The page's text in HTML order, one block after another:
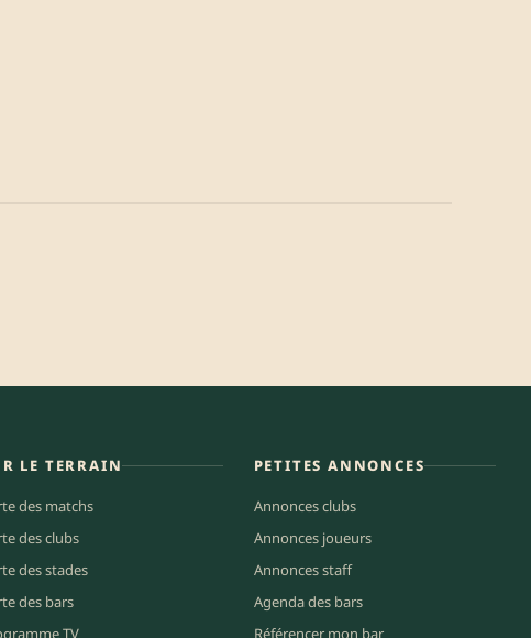
LE TERRAIN
des matchs
des clubs
des stades
des bars
TV
PETITES ANNONCES
Annonces clubs
Annonces joueurs
Annonces staff
Agenda des bars
Référencer mon bar